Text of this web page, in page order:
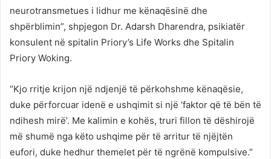
neurotransmetues i lidhur me kënaqësinë dhe
shpërblimin”, shpjegon Dr. Adarsh ​​Dharendra, psikiatër
konsulent në spitalin Priory’s Life Works dhe Spitalin
Priory Woking.
“Kjo rritje krijon një ndjenjë të përkohshme kënaqësie,
duke përforcuar idenë e ushqimit si një ‘faktor që të bën të
ndihesh mirë’. Me kalimin e kohës, truri fillon të dëshirojë
më shumë nga këto ushqime për të arritur të njëjtën
eufori, duke hedhur themelet për të ngrënë kompulsive.”